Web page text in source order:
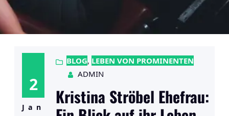
2
Jan
BLOG, LEBEN VON PROMINENTEN
ADMIN
Kristina Ströbel Ehefrau: